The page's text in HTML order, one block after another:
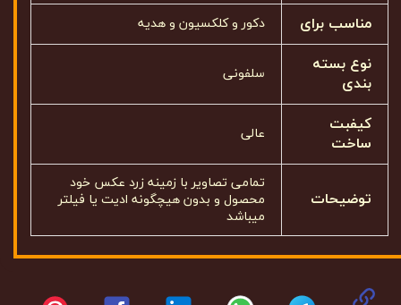
مناسب برای دکور و کلکسیون و هدیه
نوع بسته
بندی
سلفونی
کیفبت
ساخت
عالی
توضیحات
تمامی تصاویر با زمینه زرد عکس خود
محصول و بدون هیچگونه ادیت یا فیلتر
میباشد